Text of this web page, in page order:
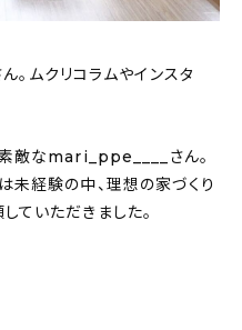
ん。ムクリコラムやインスタ
敵なmari_ppe____さん。
未経験の中、理想の家づくり
ていただきました。